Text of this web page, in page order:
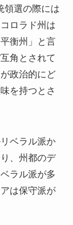
領選の際には
ロラド州は
衡州」と言
角とされて
政治的にど
を持つとさ
ベラル派か
、州都のデ
ラル派が多
は保守派が